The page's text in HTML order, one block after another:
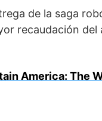
de la saga
recaudación
America: The